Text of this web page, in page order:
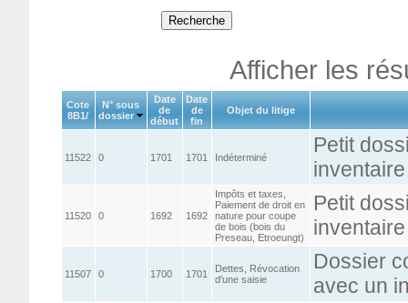
Afficher les
Cote
8B1/
N° sous
dossier
Date
de
début
Date
de
fin
Objet du litige
11522 0 1701 1701 Indéterminé
Petit
11520 0 1692 1692
Impôts et taxes,
Paiement de droit en
nature pour coupe
de bois (bois du
Preseau, Etroeungt)
Petit
11507 0 1700 1701
Dettes, Révocation
d'une saisie
Dossier
avec un